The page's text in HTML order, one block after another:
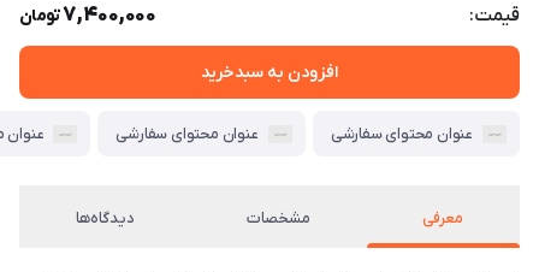
قیمت: 7,400,000تومان
افزودن به سبدخرید
عنوان محتوای سفارشی عنوان محتوای سفارشی عنوان
معرفی مشخصات دیدگاه‌ها